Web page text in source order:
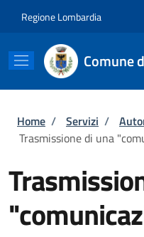
Regione Lombardia
Comune
Briciole di
Home / Servizi /
Trasmissione di una